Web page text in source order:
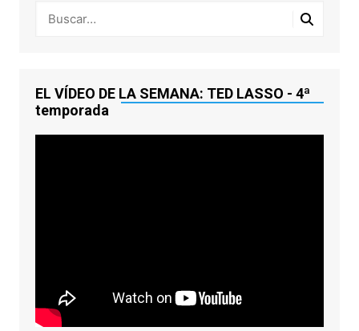
EL VÍDEO DE LA SEMANA: TED LASSO - 4ª
temporada